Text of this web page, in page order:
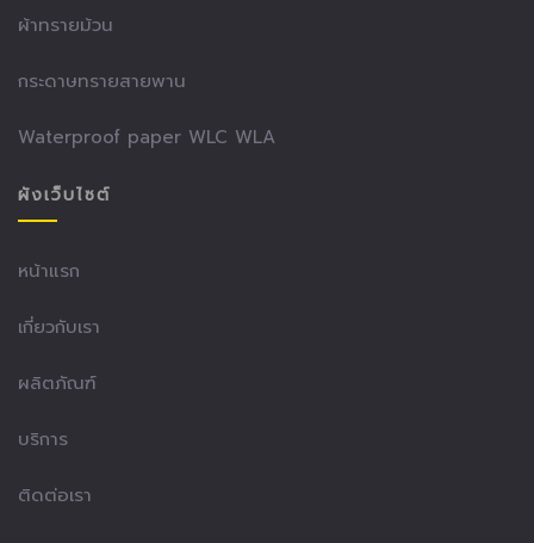
ผ้าทรายม้วน
กระดาษทรายสายพาน
Waterproof paper WLC WLA
ผังเว็บไซต์
หน้าแรก
เกี่ยวกับเรา
ผลิตภัณฑ์
บริการ
ติดต่อเรา